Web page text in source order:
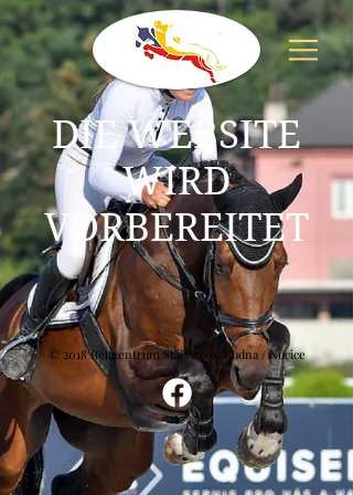
DIE WEBSITE
WIRD
VORBEREITET
© 2018 Reitzentrum Stáj Arcos Rudna / Nucice